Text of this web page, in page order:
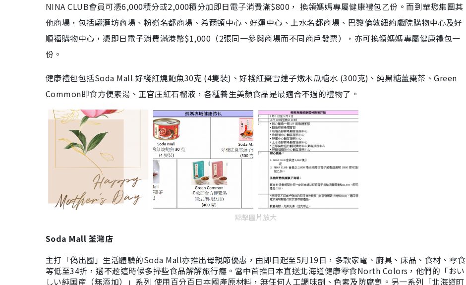
NINA CLUB會員可憑6,000積分或2,000積分加即日電子消費滿$800， 換領媽媽專屬健康禮包乙份。而到華懋集團其
他商場，包括翩滙坊商場、粉嶺名都商場、希爾頓中心、好運中心、上水名都商場、巴黎倫敦紐約戲院購物中心及好
順福購物中心，憑即日電子消費滿港幣$1,000（2張同一參與商場而不同商戶發票），亦可換領媽媽專屬健康禮包一
份。
健康禮包包括Soda Mall 好棧紅燒鮑魚30克 (4隻裝)、好棧紅棗雪蓮子燉木瓜糖水 (300克)、純黑糖薑棗茶、Green
Common即食方便素湯、正官庄紅石榴液，各種養生美顏食品是最適合不過的禮物了。
點擊圖片放大
Soda Mall 荃灣店
主打「偽出國」生活體驗的Soda Mall亦推出母親節優惠，由即日起至5月19日，多款家電 、廚具、床品、食材、零食
等低至34折，還不趁這時候多掃些食品解解旅行癮。 當中首推日本直送北海道健康零食North Colors，他們的「おい
しい純国産（無添加）」系列 使用百分百日本國產原材料，無任何人工調味劑、色素及防腐劑。另一系列「北海道町